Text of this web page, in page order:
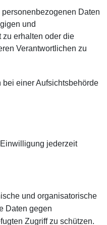
Daten
und
zu erhalten oder die
Verantwortlichen zu
einer Aufsichtsbehörde
jederzeit
und organisatorische
Daten gegen
Zugriff zu schützen.